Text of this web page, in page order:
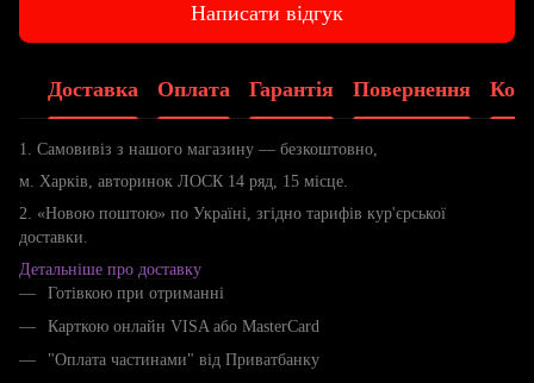
Написати відгук
Доставка Оплата Гарантія Повернення
1. Самовивіз з нашого магазину — безкоштовно,
м. Харків, авторинок ЛОСК 14 ряд, 15 місце.
2. «Новою поштою» по Україні, згідно тарифів кур'єрської
доставки.
Детальніше про доставку
Готівкою при отриманні
Карткою онлайн VISA або MasterCard
"Оплата частинами" від Приватбанку